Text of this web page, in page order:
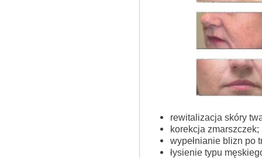
rewitalizacja skóry
korekcja zmarszczek;
wypełnianie blizn po
łysienie typu